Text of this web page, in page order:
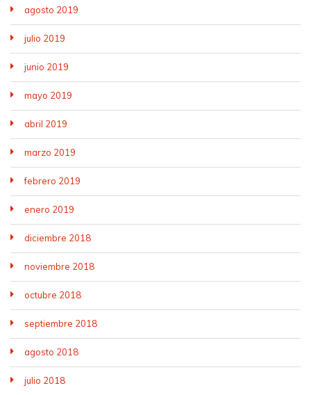
agosto 2019
julio 2019
junio 2019
mayo 2019
abril 2019
marzo 2019
febrero 2019
enero 2019
diciembre 2018
noviembre 2018
octubre 2018
septiembre 2018
agosto 2018
julio 2018